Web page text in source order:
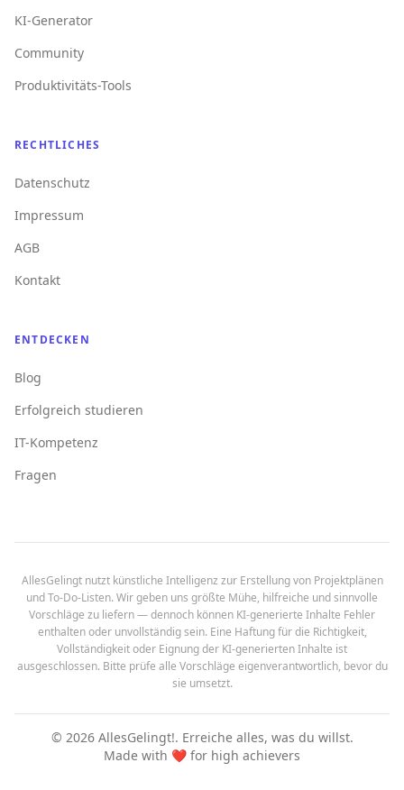
KI-Generator
Community
Produktivitäts-Tools
RECHTLICHES
Datenschutz
Impressum
AGB
Kontakt
ENTDECKEN
Blog
Erfolgreich studieren
IT-Kompetenz
Fragen
AllesGelingt nutzt künstliche Intelligenz zur Erstellung von Projektplänen
und To-Do-Listen. Wir geben uns größte Mühe, hilfreiche und sinnvolle
Vorschläge zu liefern — dennoch können KI-generierte Inhalte Fehler
enthalten oder unvollständig sein. Eine Haftung für die Richtigkeit,
Vollständigkeit oder Eignung der KI-generierten Inhalte ist
ausgeschlossen. Bitte prüfe alle Vorschläge eigenverantwortlich, bevor du
sie umsetzt.
© 2026AllesGelingt!. Erreiche alles, was du willst.
Made with ❤️ for high achievers